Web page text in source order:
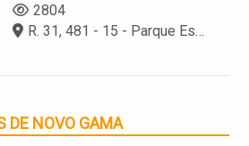
2804
R. 31, 481 - 15 - Parque Estrela Dalva VINovo Gama - GO, 72860-444
DE NOVO GAMA